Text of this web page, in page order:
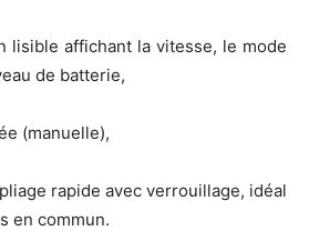
lisible affichant la vitesse, le mode
de batterie,
(manuelle),
rapide avec verrouillage, idéal
en commun.